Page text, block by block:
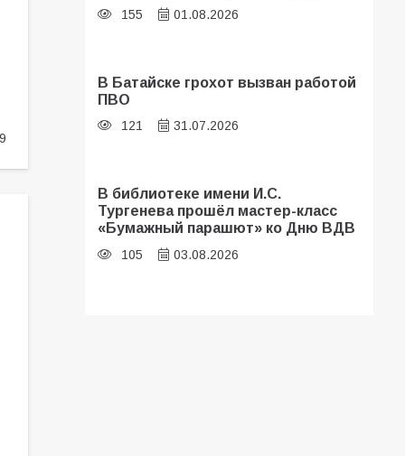
155 01.08.2026
В Батайске грохот вызван работой
ПВО
121 31.07.2026
В библиотеке имени И.С.
Тургенева прошёл мастер-класс
«Бумажный парашют» ко Дню ВДВ
105 03.08.2026